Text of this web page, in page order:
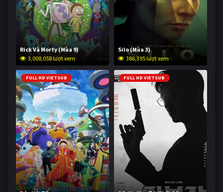
Rick Và Morty (Mùa 9)
3,008,058 lượt xem
Silo (Mùa 3)
386,395 lượt xem
FULL HD VIETSUB FULL HD VIETSUB